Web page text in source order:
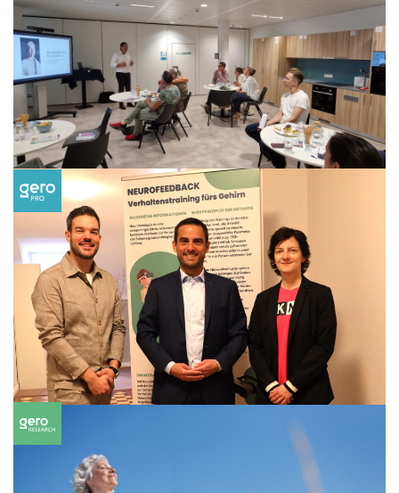
Articles
Comment l’intelligence artificielle peut
faciliter le quotidien dans les soins
Lire la suite
Articles